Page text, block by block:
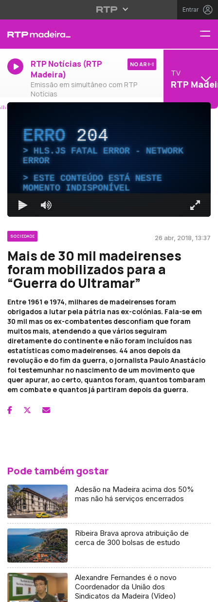
Entrar
RTP Notícias (RTP
Madeira)
Emissão em simultâneo com RTP
Notícias
NO AR
TV
RTP
ERRO204
HLS.JS FATAL ERROR - NETWORK
ERROR
ESTE CONTEÚDO ESTÁ NESTE
MOMENTO INDISPONÍVEL
SOCIEDADE 26 abr, 2018, 13:37
Mais de 30 mil madeirenses
foram mobilizados para a
“Guerra do Ultramar”
Entre 1961 e 1974, milhares de madeirenses foram
obrigados a lutar pela pátria nas ex-colónias. Fala-se em
30 mil mas os ex-combatentes desconfiam que foram
muitos mais, atendendo a que vários seguiram
diretamente do continente e não foram incluídos nas
estatísticas como madeirenses. 44 anos depois da
revolução e do fim da guerra, o jornalista Paulo Anastácio
foi testemunhar no nascimento de um movimento que
quer apurar, ao certo, quantos foram, quantos tombaram
em combate e quantos já partiram depois da guerra.
Pode também gostar
Adesão na Madeira acima dos 50%
mas não há serviços encerrados
Ribeira Brava aprova atribuição de
cerca de 300 bolsas de estudo
Alexandre Fernandes é o novo
Coordenador da União dos
Sindicatos da Madeira (Vídeo)